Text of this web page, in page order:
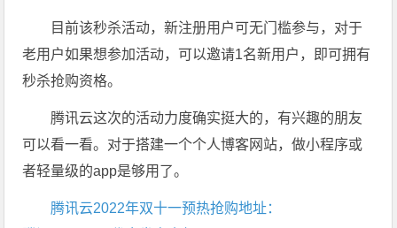
目前该秒杀活动，新注册用户可无门槛参与，对于
老用户如果想参加活动，可以邀请1名新用户，即可拥有
秒杀抢购资格。
腾讯云这次的活动力度确实挺大的，有兴趣的朋友
可以看一看。对于搭建一个个人博客网站，做小程序或
者轻量级的app是够用了。
腾讯云2022年双十一预热抢购地址：